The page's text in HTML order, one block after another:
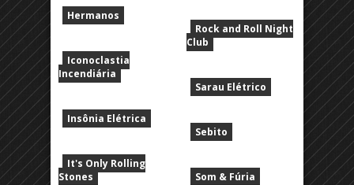
Hermanos
Iconoclastia
Incendiária
Insônia Elétrica
It's Only Rolling
Stones
Rock and Roll Night
Club
Sarau Elétrico
Sebito
Som & Fúria